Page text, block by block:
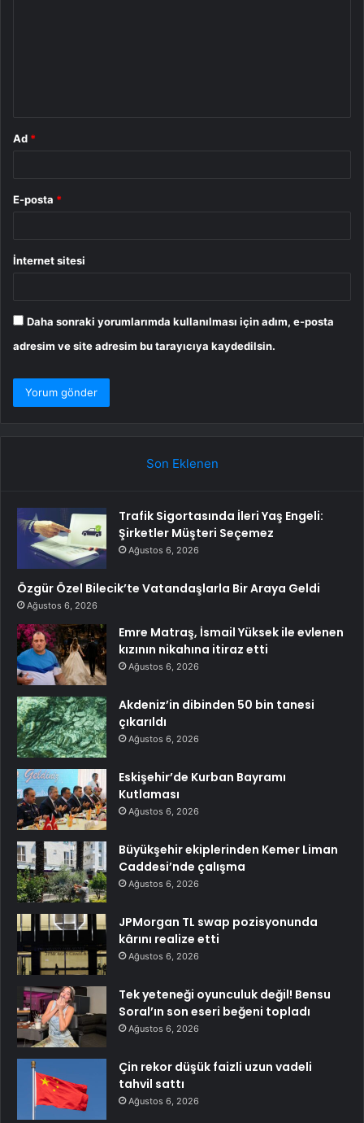
Ad *
E-posta *
İnternet sitesi
Daha sonraki yorumlarımda kullanılması için adım, e-posta
adresim ve site adresim bu tarayıcıya kaydedilsin.
Son Eklenen
Trafik Sigortasında İleri Yaş Engeli:
Şirketler Müşteri Seçemez
Ağustos 6, 2026
Özgür Özel Bilecik’te Vatandaşlarla Bir Araya Geldi
Ağustos 6, 2026
Emre Matraş, İsmail Yüksek ile evlenen
kızının nikahına itiraz etti
Ağustos 6, 2026
Akdeniz’in dibinden 50 bin tanesi
çıkarıldı
Ağustos 6, 2026
Eskişehir’de Kurban Bayramı
Kutlaması
Ağustos 6, 2026
Büyükşehir ekiplerinden Kemer Liman
Caddesi’nde çalışma
Ağustos 6, 2026
JPMorgan TL swap pozisyonunda
kârını realize etti
Ağustos 6, 2026
Tek yeteneği oyunculuk değil! Bensu
Soral’ın son eseri beğeni topladı
Ağustos 6, 2026
Çin rekor düşük faizli uzun vadeli
tahvil sattı
Ağustos 6, 2026